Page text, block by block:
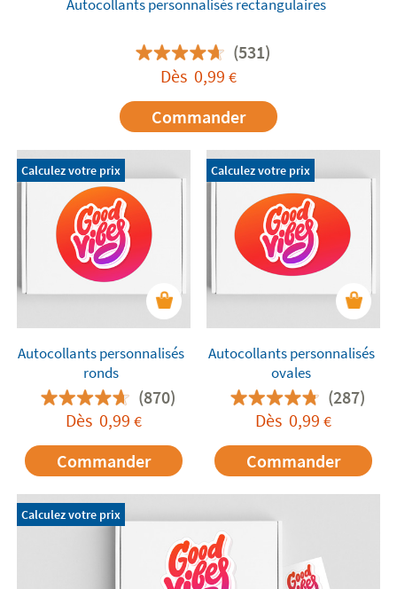
Autocollants personnalisés rectangulaires
(531)
Dès 0,99 €
Commander
Calculez votre prix
Autocollants personnalisés
ronds
(870)
Dès 0,99 €
Commander
Calculez votre prix
Autocollants personnalisés
ovales
(287)
Dès0,99 €
Commander
Calculez votre prix